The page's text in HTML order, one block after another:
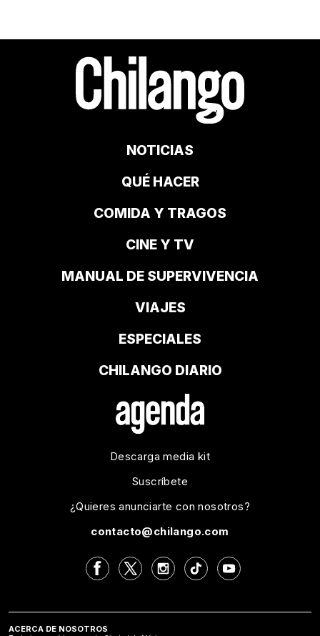
NOTICIAS
QUÉ HACER
COMIDA Y TRAGOS
CINE Y TV
MANUAL DE SUPERVIVENCIA
VIAJES
ESPECIALES
CHILANGO DIARIO
Descarga media kit
Suscríbete
¿Quieres anunciarte con nosotros?
contacto@chilango.com
ACERCA DE NOSOTROS